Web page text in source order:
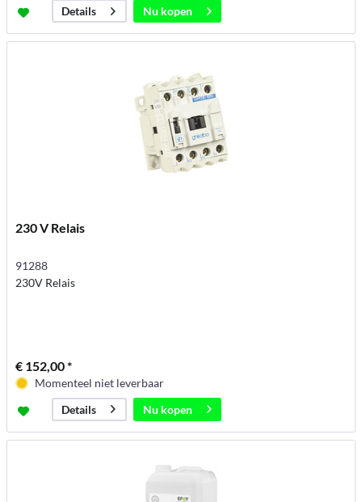
Details Nu kopen
230 V Relais
91288
230V Relais
€ 152,00 *
Momenteel niet leverbaar
Details
Nu kopen